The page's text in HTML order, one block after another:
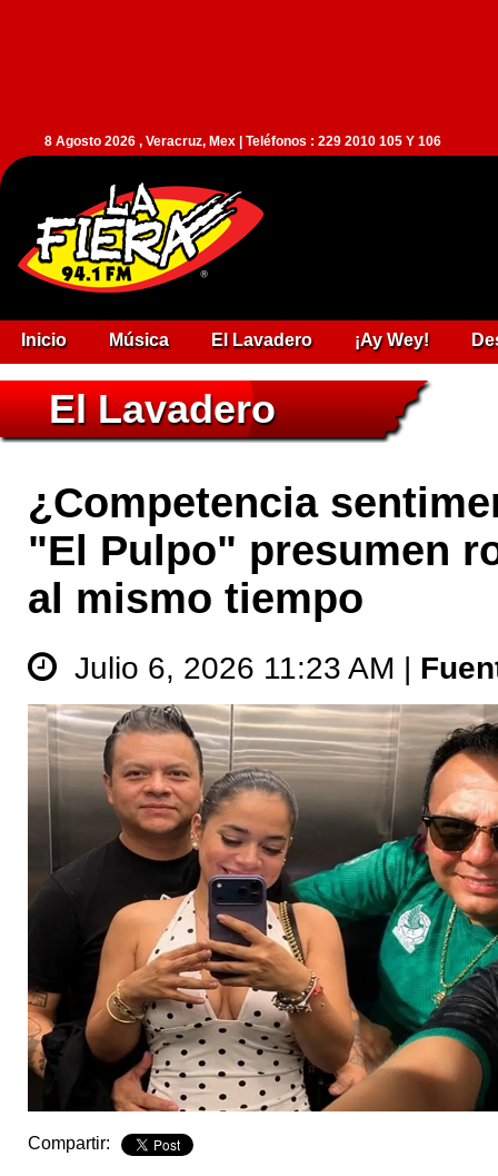
8 Agosto 2026 , Veracruz, Mex | Teléfonos : 229 2010 105 Y 106
Inicio Música El Lavadero ¡Ay Wey!
El Lavadero
¿Competencia
"El Pulpo" presumen
al mismo tiempo
Julio 6, 2026 11:23 AM |
Compartir: